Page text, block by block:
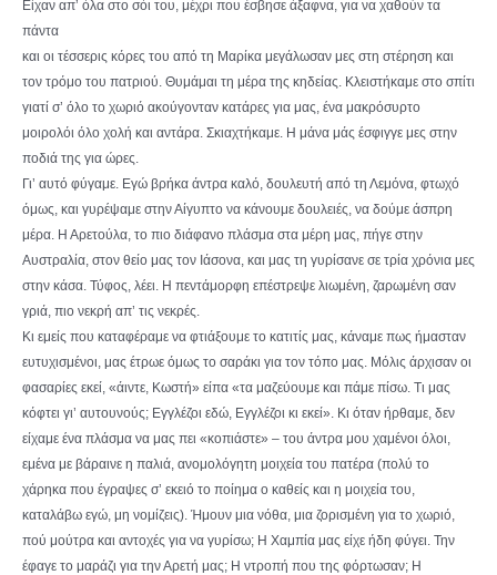
Είχαν απ’ όλα στο σόι του, μέχρι που έσβησε άξαφνα, για να χαθούν τα
πάντα
και οι τέσσερις κόρες του από τη Μαρίκα μεγάλωσαν μες στη στέρηση και
τον τρόμο του πατριού. Θυμάμαι τη μέρα της κηδείας. Κλειστήκαμε στο σπίτι
γιατί σ’ όλο το χωριό ακούγονταν κατάρες για μας, ένα μακρόσυρτο
μοιρολόι όλο χολή και αντάρα. Σκιαχτήκαμε. Η μάνα μάς έσφιγγε μες στην
ποδιά της για ώρες.
Γι’ αυτό φύγαμε. Εγώ βρήκα άντρα καλό, δουλευτή από τη Λεμόνα, φτωχό
όμως, και γυρέψαμε στην Αίγυπτο να κάνουμε δουλειές, να δούμε άσπρη
μέρα. Η Αρετούλα, το πιο διάφανο πλάσμα στα μέρη μας, πήγε στην
Αυστραλία, στον θείο μας τον Ιάσονα, και μας τη γυρίσανε σε τρία χρόνια μες
στην κάσα. Τύφος, λέει. Η πεντάμορφη επέστρεψε λιωμένη, ζαρωμένη σαν
γριά, πιο νεκρή απ’ τις νεκρές.
Κι εμείς που καταφέραμε να φτιάξουμε το κατιτίς μας, κάναμε πως ήμασταν
ευτυχισμένοι, μας έτρωε όμως το σαράκι για τον τόπο μας. Μόλις άρχισαν οι
φασαρίες εκεί, «άιντε, Κωστή» είπα «τα μαζεύουμε και πάμε πίσω. Τι μας
κόφτει γι’ αυτουνούς; Εγγλέζοι εδώ, Εγγλέζοι κι εκεί». Κι όταν ήρθαμε, δεν
είχαμε ένα πλάσμα να μας πει «κοπιάστε» – του άντρα μου χαμένοι όλοι,
εμένα με βάραινε η παλιά, ανομολόγητη μοιχεία του πατέρα (πολύ το
χάρηκα που έγραψες σ’ εκειό το ποίημα ο καθείς και η μοιχεία του,
καταλάβω εγώ, μη νομίζεις). Ήμουν μια νόθα, μια ζορισμένη για το χωριό,
πού μούτρα και αντοχές για να γυρίσω; Η Χαμπία μας είχε ήδη φύγει. Την
έφαγε το μαράζι για την Αρετή μας; Η ντροπή που της φόρτωσαν; Η